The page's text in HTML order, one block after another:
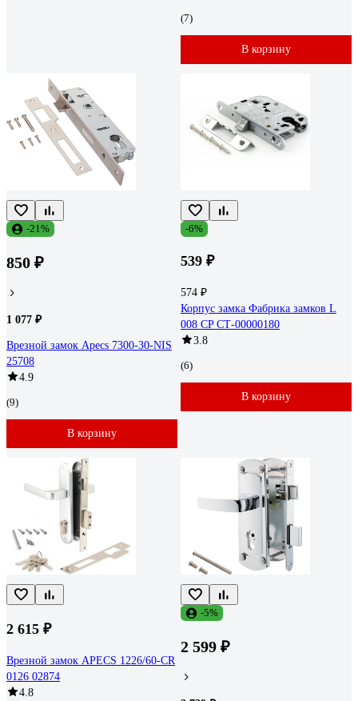
(7)
В корзину
-21%
850 ₽
1 077 ₽
Врезной замок Apecs 7300-30-NIS
25708
4.9
(9)
В корзину
-6%
539 ₽
574 ₽
Корпус замка Фабрика замков L
008 CP СТ-00000180
3.8
(6)
В корзину
2 615 ₽
Врезной замок APECS 1226/60-CR
0126 02874
4.8
-5%
2 599 ₽